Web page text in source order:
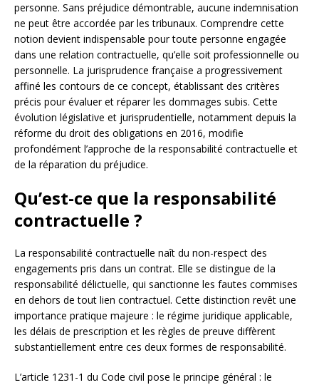
personne. Sans préjudice démontrable, aucune indemnisation
ne peut être accordée par les tribunaux. Comprendre cette
notion devient indispensable pour toute personne engagée
dans une relation contractuelle, qu’elle soit professionnelle ou
personnelle. La jurisprudence française a progressivement
affiné les contours de ce concept, établissant des critères
précis pour évaluer et réparer les dommages subis. Cette
évolution législative et jurisprudentielle, notamment depuis la
réforme du droit des obligations en 2016, modifie
profondément l’approche de la responsabilité contractuelle et
de la réparation du préjudice.
Qu’est-ce que la responsabilité
contractuelle ?
La responsabilité contractuelle naît du non-respect des
engagements pris dans un contrat. Elle se distingue de la
responsabilité délictuelle, qui sanctionne les fautes commises
en dehors de tout lien contractuel. Cette distinction revêt une
importance pratique majeure : le régime juridique applicable,
les délais de prescription et les règles de preuve diffèrent
substantiellement entre ces deux formes de responsabilité.
L’article 1231-1 du Code civil pose le principe général : le